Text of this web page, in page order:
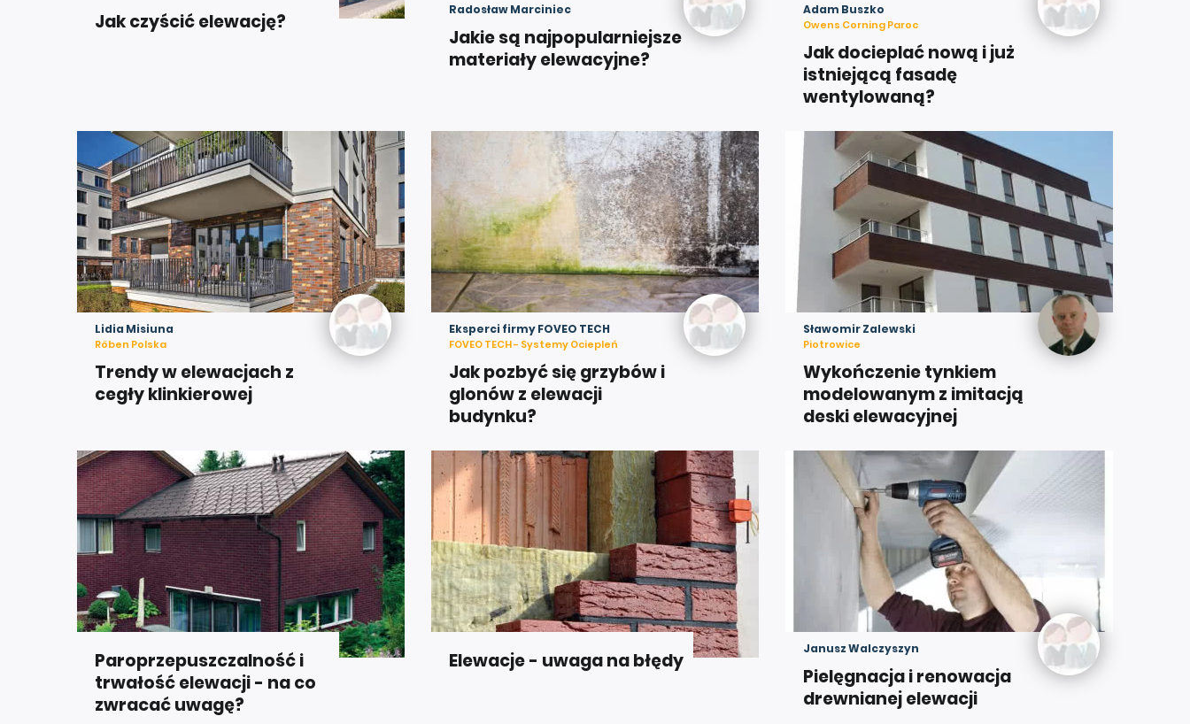
Jak czyścić elewację?
Radosław Marciniec
Jakie są najpopularniejsze
materiały elewacyjne?
Adam Buszko
Owens Corning Paroc
Jak docieplać nową i już
istniejącą fasadę
wentylowaną?
Lidia Misiuna
Röben Polska
Trendy w elewacjach z
cegły klinkierowej
Eksperci firmy FOVEO TECH
FOVEO TECH - Systemy Ociepleń
Jak pozbyć się grzybów i
glonów z elewacji
budynku?
Sławomir Zalewski
Piotrowice
Wykończenie tynkiem
modelowanym z imitacją
deski elewacyjnej
Paroprzepuszczalność i
trwałość elewacji - na co
zwracać uwagę?
Elewacje - uwaga na błędy
Janusz Walczyszyn
Pielęgnacja i renowacja
drewnianej elewacji